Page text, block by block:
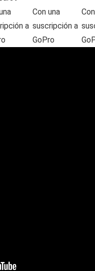
a
Con una
suscripción a
GoPro